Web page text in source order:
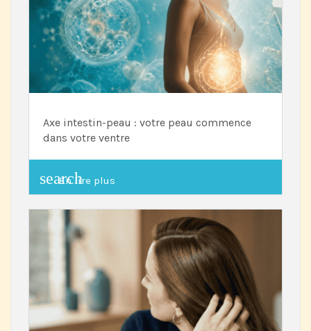
Axe intestin-peau : votre peau commence
dans votre ventre
search
En lire plus